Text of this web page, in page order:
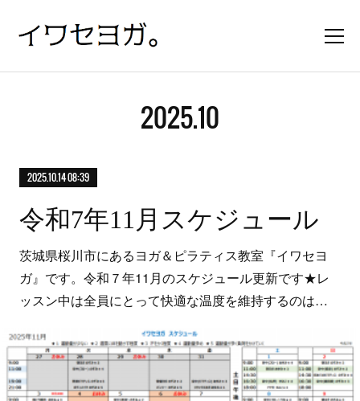
2025.10
2025.10.14 08:39
令和7年11月スケジュール
茨城県桜川市にあるヨガ＆ピラティス教室『イワセヨ
ガ』です。令和７年11月のスケジュール更新です★レ
ッスン中は全員にとって快適な温度を維持するのは…